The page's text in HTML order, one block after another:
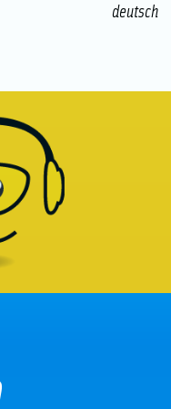
deutsch